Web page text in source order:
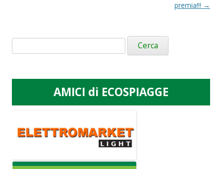
premia!!! →
Ricerca
per:
AMICI di ECOSPIAGGE